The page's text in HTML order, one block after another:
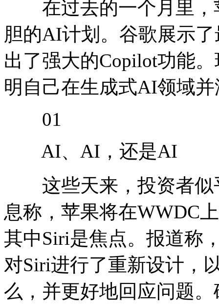
在过去的一个月里，
胆的AI计划。谷歌展示
出了强大的Copilot功能
明自己在生成式AI领域
01
AI、AI，还是AI
这些天来，投资者似
息称，苹果将在WWDC
其中Siri是焦点。报道称
对Siri进行了重新设计，
么，并更好地回应问题